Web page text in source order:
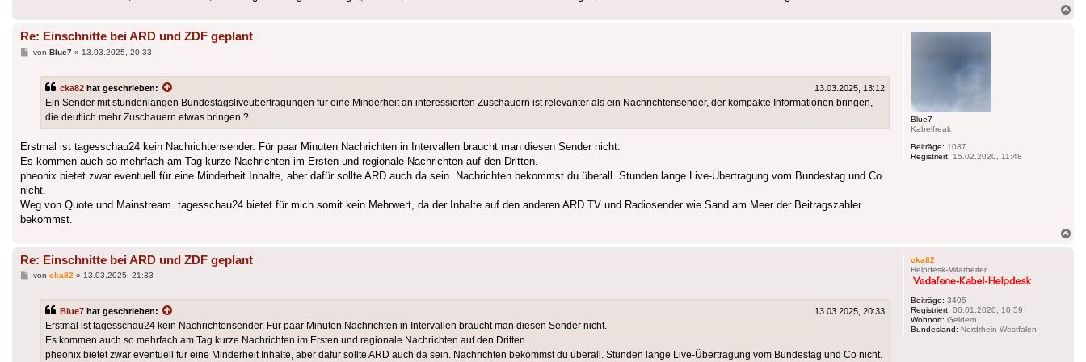
Blue7
Kabelfreak
Beiträge: 1087
Registriert: 15.02.2020, 11:48
Re: Einschnitte bei ARD und ZDF geplant
Beitrag
von Blue7» 13.03.2025, 20:33
cka82 hat geschrieben: 13.03.2025, 13:12
Ein Sender mit stundenlangen Bundestagsliveübertragungen für eine Minderheit an interessierten Zuschauern ist relevanter als ein Nachrichtensender, der kompakte Informationen bringen,
die deutlich mehr Zuschauern etwas bringen ?
Erstmal ist tagesschau24 kein Nachrichtensender. Für paar Minuten Nachrichten in Intervallen braucht man diesen Sender nicht.
Es kommen auch so mehrfach am Tag kurze Nachrichten im Ersten und regionale Nachrichten auf den Dritten.
pheonix bietet zwar eventuell für eine Minderheit Inhalte, aber dafür sollte ARD auch da sein. Nachrichten bekommst du überall. Stunden lange Live-Übertragung vom Bundestag und Co
nicht.
Weg von Quote und Mainstream. tagesschau24 bietet für mich somit kein Mehrwert, da der Inhalte auf den anderen ARD TV und Radiosender wie Sand am Meer der Beitragszahler
bekommst.
cka82
Helpdesk-Mitarbeiter
Beiträge: 3405
Registriert: 06.01.2020, 10:59
Wohnort: Geldern
Bundesland: Nordrhein-Westfalen
Re: Einschnitte bei ARD und ZDF geplant
Beitrag
von cka82 » 13.03.2025, 21:33
Blue7 hat geschrieben: 13.03.2025, 20:33
Erstmal ist tagesschau24 kein Nachrichtensender. Für paar Minuten Nachrichten in Intervallen braucht man diesen Sender nicht.
Es kommen auch so mehrfach am Tag kurze Nachrichten im Ersten und regionale Nachrichten auf den Dritten.
pheonix bietet zwar eventuell für eine Minderheit Inhalte, aber dafür sollte ARD auch da sein. Nachrichten bekommst du überall. Stunden lange Live-Übertragung vom Bundestag und Co nicht.